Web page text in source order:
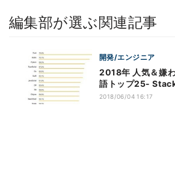
編集部が選ぶ関連記事
開発/エンジニア
2018年 人気＆嫌
語トップ25-
2018/06/04 16:17